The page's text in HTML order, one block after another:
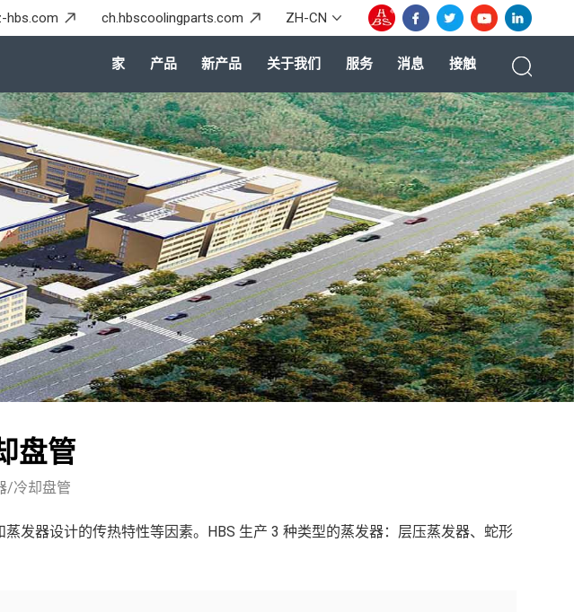
ZH-CN
hbs.com ch.hbscoolingparts.com
家 产品 新产品 关于我们 服务 消息 接触
盘管
/冷却盘管
发器设计的传热特性等因素。HBS 生产 3 种类型的蒸发器：层压蒸发器、蛇形